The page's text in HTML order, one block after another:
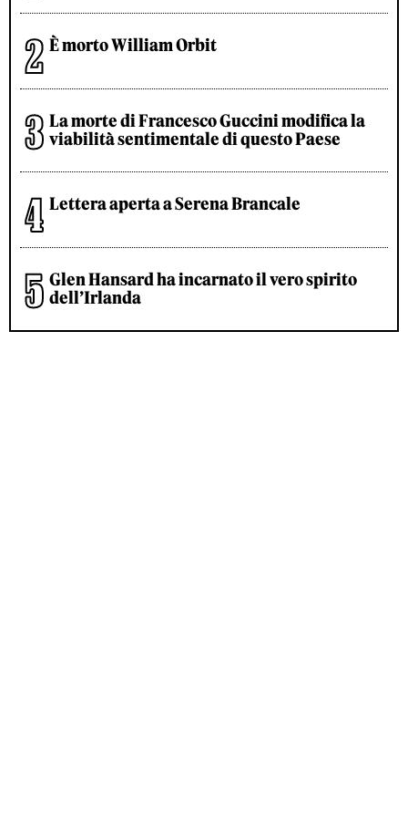
È morto William Orbit
La morte di Francesco Guccini modifica la
viabilità sentimentale di questo Paese
Lettera aperta a Serena Brancale
Glen Hansard ha incarnato il vero spirito
dell’Irlanda